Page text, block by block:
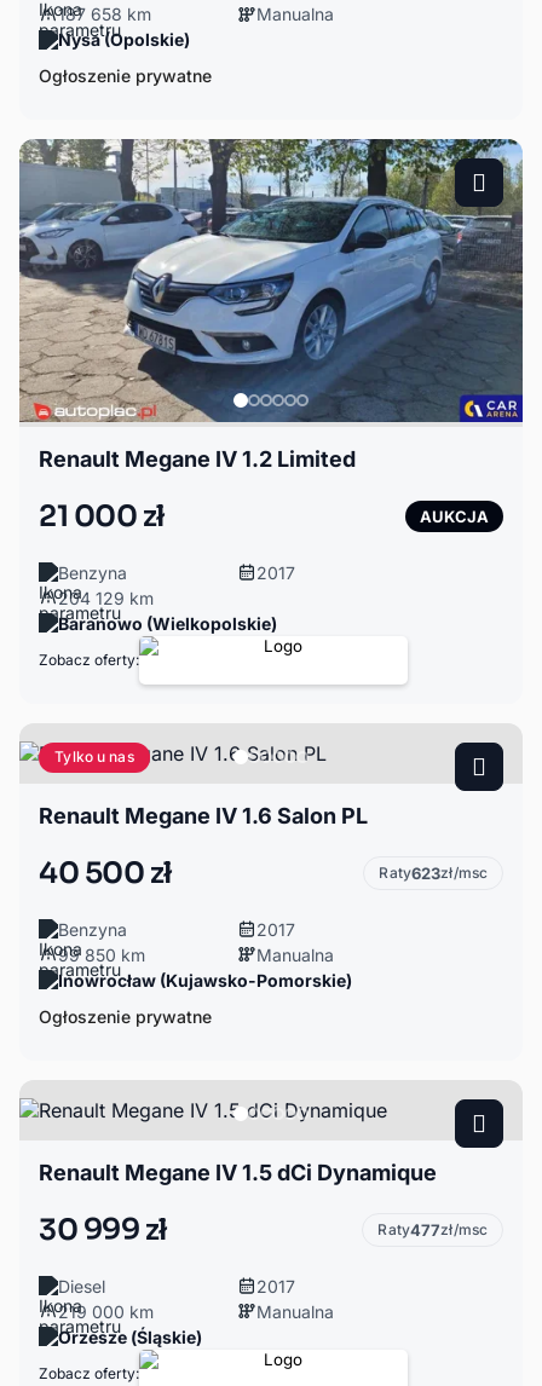
187 658 km
Manualna
Nysa (Opolskie)
Ogłoszenie prywatne
Renault Megane IV 1.2 Limited
21 000 zł AUKCJA
Benzyna
2017
204 129 km
Baranowo (Wielkopolskie)
Zobacz oferty:
Tylko u nas
Renault Megane IV 1.6 Salon PL
40 500 zł Raty623zł/msc
Benzyna
2017
99 850 km
Manualna
Inowrocław (Kujawsko-Pomorskie)
Ogłoszenie prywatne
Renault Megane IV 1.5 dCi Dynamique
30 999 zł Raty477zł/msc
Diesel
2017
219 000 km
Manualna
Orzesze (Śląskie)
Zobacz oferty: